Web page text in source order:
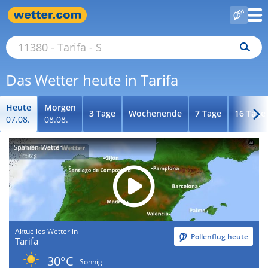
Das Wetter heute in Tarifa
Heute
07.08.
Morgen
08.08.
3 Tage Wochenende 7 Tage 16 Tage
Spanien-Wetter
Aktuelles Wetter in
Tarifa Pollenflug heute
30°C
Sonnig